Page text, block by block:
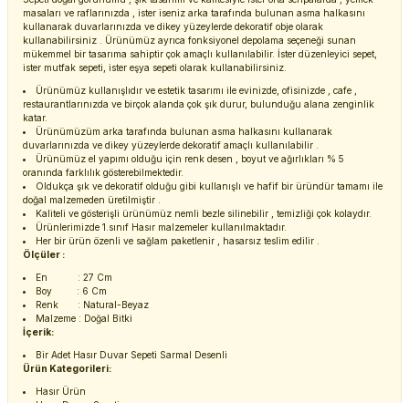
masaları ve raflarınızda , ister iseniz arka tarafında bulunan asma halkasını
kullanarak duvarlarınızda ve dikey yüzeylerde dekoratif obje olarak
kullanabilirsiniz . Ürünümüz ayrıca fonksiyonel depolama seçeneği sunan
mükemmel bir tasarıma sahiptir çok amaçlı kullanılabilir. İster düzenleyici sepet,
ister mutfak sepeti, ister eşya sepeti olarak kullanabilirsiniz.
Ürünümüz kullanışlıdır ve estetik tasarımı ile evinizde, ofisinizde , cafe ,
restaurantlarınızda ve birçok alanda çok şık durur, bulunduğu alana zenginlik
katar.
Ürünümüzüm arka tarafında bulunan asma halkasını kullanarak
duvarlarınızda ve dikey yüzeylerde dekoratif amaçlı kullanılabilir .
Ürünümüz el yapımı olduğu için renk desen , boyut ve ağırlıkları % 5
oranında farklılık gösterebilmektedir.
Oldukça şık ve dekoratif olduğu gibi kullanışlı ve hafif bir üründür tamamı ile
doğal malzemeden üretilmiştir .
Kaliteli ve gösterişli ürünümüz nemli bezle silinebilir , temizliği çok kolaydır.
Ürünlerimizde 1.sınıf Hasır malzemeler kullanılmaktadır.
Her bir ürün özenli ve sağlam paketlenir , hasarsız teslim edilir .
Ölçüler :
En : 27 Cm
Boy : 6 Cm
Renk : Natural-Beyaz
Malzeme : Doğal Bitki
İçerik:
Bir Adet Hasır Duvar Sepeti Sarmal Desenli
Ürün Kategorileri:
Hasır Ürün